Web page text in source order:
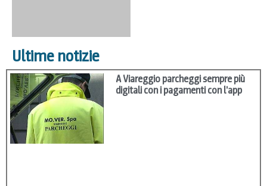
Ultime notizie
A Viareggio parcheggi sempre più
digitali con i pagamenti con l’app